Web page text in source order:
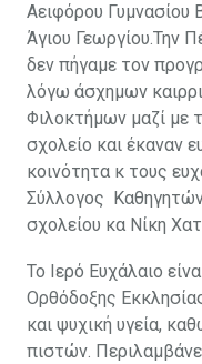
Αειφόρου Γυμνασίου
Άγιου Γεωργίου.Την
δεν πήγαμε τον
λόγω άσχημων
Φιλοκτήμων μαζί με
σχολείο και έκαναν
κοινότητα κ τους
Σύλλογος
σχολείου κα Νίκη
Το Ιερό Ευχάλαιο
Ορθόδοξης
και ψυχική υγεία,
πιστών.